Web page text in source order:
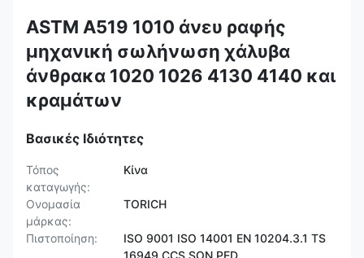
ASTM A519 1010 άνευ ραφής
μηχανική σωλήνωση χάλυβα
άνθρακα 1020 1026 4130 4140 και
κραμάτων
Βασικές Ιδιότητες
Τόπος
καταγωγής:
Κίνα
Ονομασία
μάρκας:
TORICH
Πιστοποίηση:
ISO 9001 ISO 14001 EN 10204.3.1 TS
16949 CCS SON PED